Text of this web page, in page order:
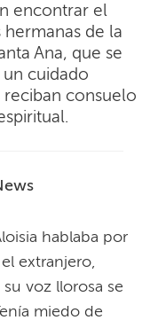
encontrar el
hermanas de la
Ana, que se
cuidado
reciban consuelo
hablaba por
extranjero,
voz llorosa se
miedo de